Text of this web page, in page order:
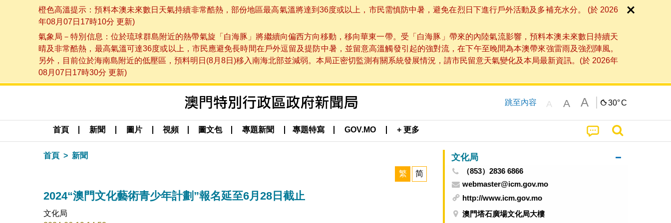
橙色高溫提示：預料本澳未來數日天氣持續非常酷熱，部份地區最高氣溫將達到36度或以上，市民需慎防中暑，避免在烈日下進行戶外活動及多補充水分。 (於 2026
年08月07日17時10分 更新)
氣象局－特別信息：位於琉球群島附近的熱帶氣旋「白海豚」將繼續向偏西方向移動，移向華東一帶。受「白海豚」帶來的內陸氣流影響，預料本澳未來數日持續天
晴及非常酷熱，最高氣溫可達36度或以上，市民應避免長時間在戶外逗留及提防中暑，並留意高溫觸發引起的強對流，在下午至晚間為本澳帶來強雷雨及強烈陣風。
另外，目前位於海南島附近的低壓區，預料明日(8月8日)移入南海北部並減弱。本局正密切監測有關系統發展情況，請市民留意天氣變化及本局最新資訊。(於 2026年
08月07日17時30分 更新)
跳至內容 A A A 30°C
首頁 新聞 圖片 視頻 圖文包 專題新聞 專題特寫 GOV.MO + 更多
首頁 新聞
繁 简
2024“澳門文化藝術青少年計劃”報名延至6月28日截止
文化局
文化局
（853）2836 6866
webmaster@icm.gov.mo
http://www.icm.gov.mo
澳門塔石廣場文化局大樓